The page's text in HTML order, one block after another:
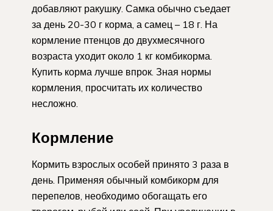
добавляют ракушку. Самка обычно съедает
за день 20-30 г корма, а самец – 18 г. На
кормление птенцов до двухмесячного
возраста уходит около 1 кг комбикорма.
Купить корма лучше впрок. Зная нормы
кормления, просчитать их количество
несложно.
Кормление
Кормить взрослых особей принято 3 раза в
день. Применяя обычный комбикорм для
перепелов, необходимо обогащать его